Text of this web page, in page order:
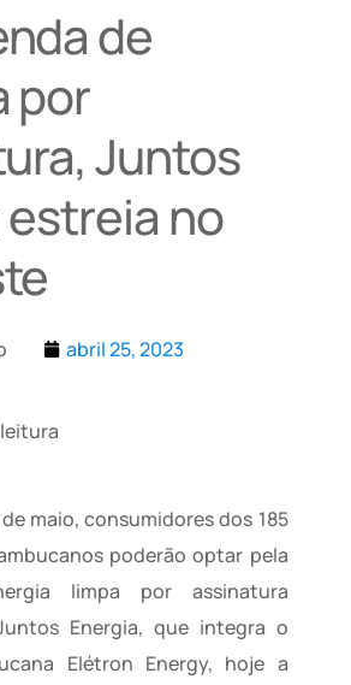
de
por
Juntos
no
abril 25, 2023
maio, consumidores dos 185
poderão optar pela
limpa por assinatura
Energia, que integra o
Elétron Energy, hoje a